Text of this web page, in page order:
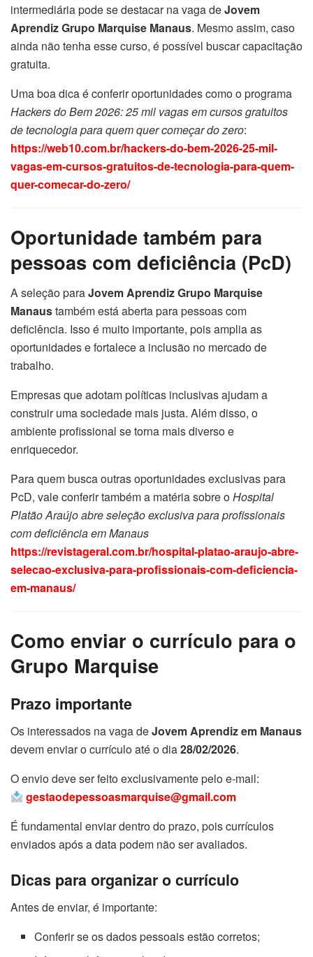
intermediária pode se destacar na vaga deJovem
Aprendiz Grupo Marquise Manaus. Mesmo assim, caso
ainda não tenha esse curso, é possível buscar capacitação
gratuita.
Uma boa dica é conferir oportunidades como o programa
Hackers do Bem 2026: 25 mil vagas em cursos gratuitos
de tecnologia para quem quer começar do zero:
https://web10.com.br/hackers-do-bem-2026-25-mil-
vagas-em-cursos-gratuitos-de-tecnologia-para-quem-
quer-comecar-do-zero/
Oportunidade também para
pessoas com deficiência (PcD)
A seleção paraJovem Aprendiz Grupo Marquise
Manaustambém está aberta para pessoas com
deficiência. Isso é muito importante, pois amplia as
oportunidades e fortalece a inclusão no mercado de
trabalho.
Empresas que adotam políticas inclusivas ajudam a
construir uma sociedade mais justa. Além disso, o
ambiente profissional se torna mais diverso e
enriquecedor.
Para quem busca outras oportunidades exclusivas para
PcD, vale conferir também a matéria sobre oHospital
Platão Araújo abre seleção exclusiva para profissionais
com deficiência em Manaus
https://revistageral.com.br/hospital-platao-araujo-abre-
selecao-exclusiva-para-profissionais-com-deficiencia-
em-manaus/
Como enviar o currículo para o
Grupo Marquise
Prazo importante
Os interessados na vaga deJovem Aprendiz em Manaus
devem enviar o currículo até o dia28/02/2026.
O envio deve ser feito exclusivamente pelo e-mail:
gestaodepessoasmarquise@gmail.com
É fundamental enviar dentro do prazo, pois currículos
enviados após a data podem não ser avaliados.
Dicas para organizar o currículo
Antes de enviar, é importante:
Conferir se os dados pessoais estão corretos;